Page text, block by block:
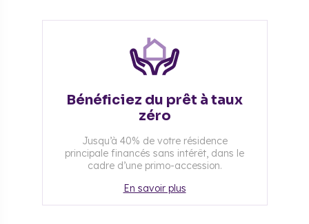
Bénéficiez du prêt à taux
zéro
Jusqu’à 40% de votre résidence
principale financés sans intérêt, dans le
cadre d’une primo-accession.
En savoir plus